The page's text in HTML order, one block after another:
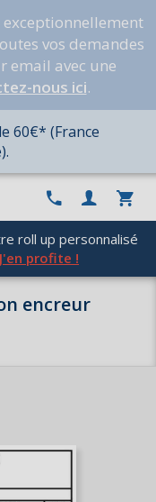
exceptionnellement
vos demandes
email avec une
nous ici.
60€* (France
roll up personnalisé
J'en profite !
encreur